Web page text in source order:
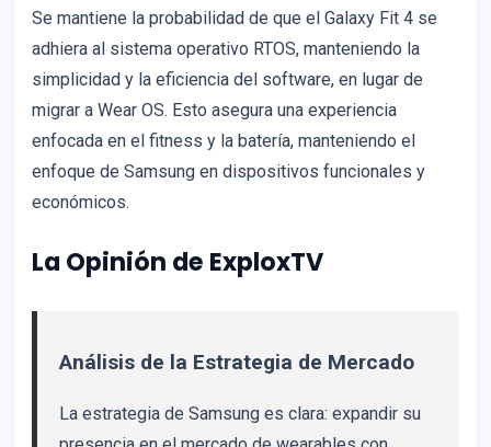
Se mantiene la probabilidad de que el Galaxy Fit 4 se
adhiera al sistema operativo RTOS, manteniendo la
simplicidad y la eficiencia del software, en lugar de
migrar a Wear OS. Esto asegura una experiencia
enfocada en el fitness y la batería, manteniendo el
enfoque de Samsung en dispositivos funcionales y
económicos.
La Opinión de ExploxTV
Análisis de la Estrategia de Mercado
La estrategia de Samsung es clara: expandir su